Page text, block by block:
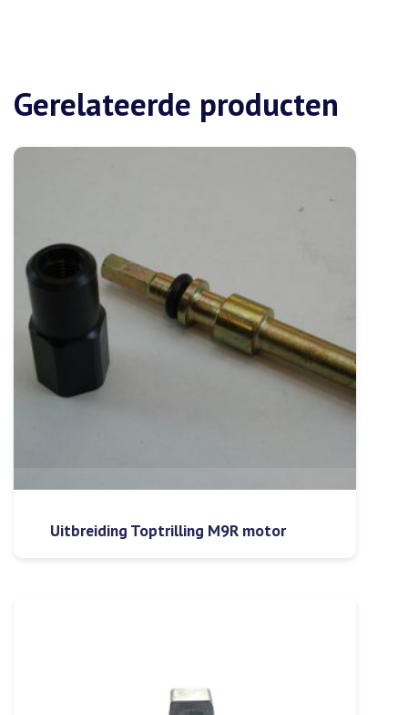
Gerelateerde producten
Uitbreiding Toptrilling M9R motor